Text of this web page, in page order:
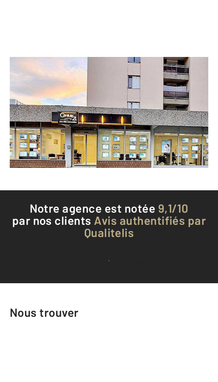
CENTURY 21 Gervillié Immobilier
29 avenue du Maréchal Joffre
COURNON D AUVERGNE - 63800
Envoyer un message
Téléphoner à l'agence
Notre agence est notée 9,1/10
par nos clients Avis authentifiés par
Qualitelis
Voir tous les avis clients
Nous trouver